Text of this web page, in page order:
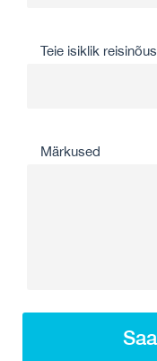
Teie isiklik
Märkused